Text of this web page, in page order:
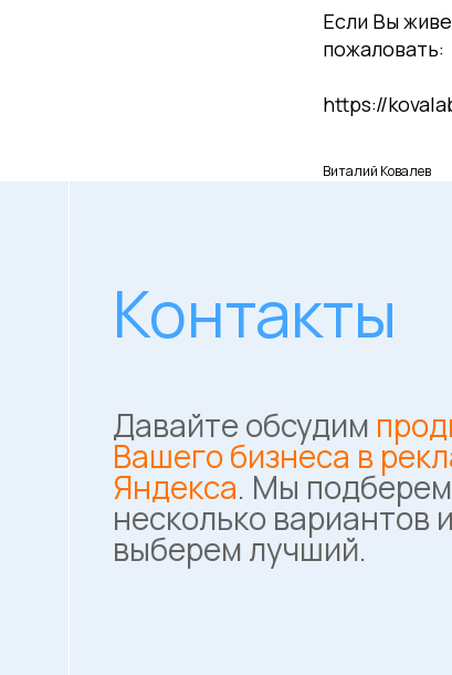
Если Вы
пожаловать:
https://
Виталий Ковалев
Давайте обсудим
Вашего бизнеса в
Яндекса. Мы
несколько вариантов
выберем лучший.
Контакты